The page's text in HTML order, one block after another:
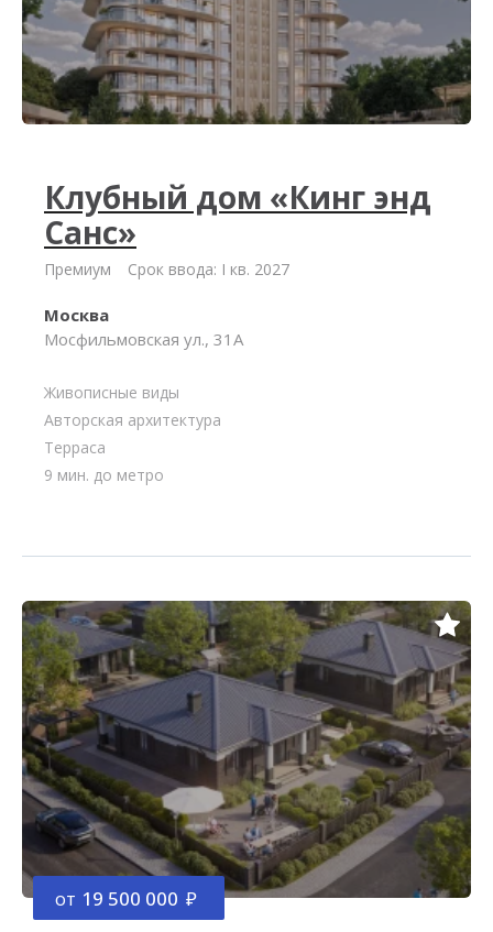
Клубный дом «Кинг энд
Санс»
Премиум Срок ввода: I кв. 2027
Москва
Мосфильмовская ул., 31А
Живописные виды
Авторская архитектура
Терраса
9 мин. до метро
от 19 500 000